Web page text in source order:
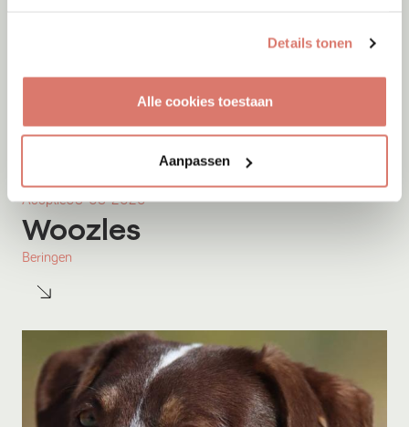
Details tonen
Alle cookies toestaan
Aanpassen
Adoptie08-08-2026
Woozles
Beringen